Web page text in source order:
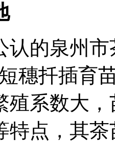
的泉州市
穗扦插育
殖系数大
特点，其